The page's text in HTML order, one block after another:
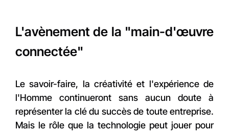
L'avènement de la "main-d'œuvre
connectée"
Le savoir-faire, la créativité et l'expérience de
l'Homme continueront sans aucun doute à
représenter la clé du succès de toute entreprise.
Mais le rôle que la technologie peut jouer pour